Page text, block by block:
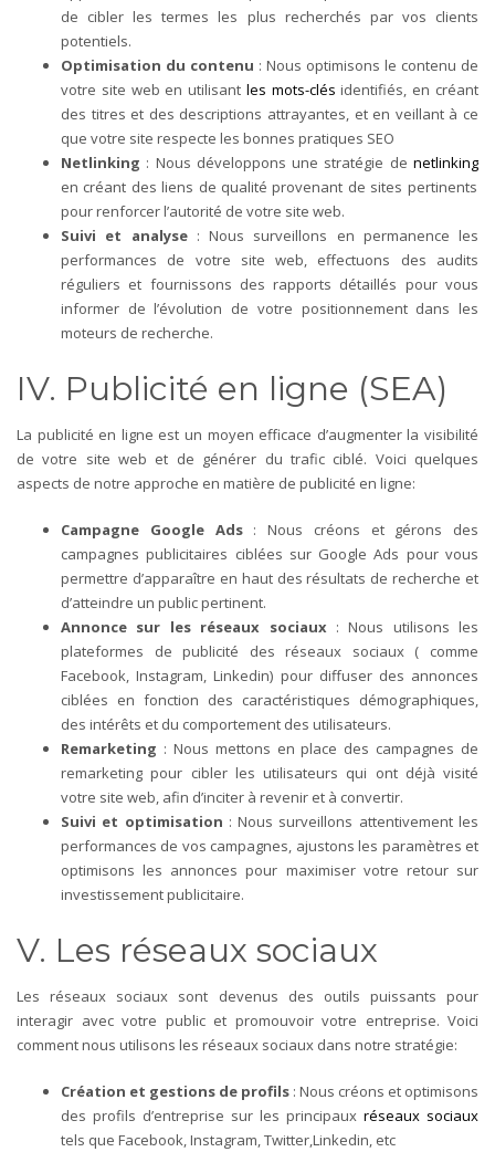
de cibler les termes les plus recherchés par vos clients
potentiels.
Optimisation du contenu : Nous optimisons le contenu de
votre site web en utilisant les mots-clés identifiés, en créant
des titres et des descriptions attrayantes, et en veillant à ce
que votre site respecte les bonnes pratiques SEO
Netlinking : Nous développons une stratégie de netlinking
en créant des liens de qualité provenant de sites pertinents
pour renforcer l’autorité de votre site web.
Suivi et analyse : Nous surveillons en permanence les
performances de votre site web, effectuons des audits
réguliers et fournissons des rapports détaillés pour vous
informer de l’évolution de votre positionnement dans les
moteurs de recherche.
IV. Publicité en ligne (SEA)
La publicité en ligne est un moyen efficace d’augmenter la visibilité
de votre site web et de générer du trafic ciblé. Voici quelques
aspects de notre approche en matière de publicité en ligne:
Campagne Google Ads : Nous créons et gérons des
campagnes publicitaires ciblées sur Google Ads pour vous
permettre d’apparaître en haut des résultats de recherche et
d’atteindre un public pertinent.
Annonce sur les réseaux sociaux : Nous utilisons les
plateformes de publicité des réseaux sociaux ( comme
Facebook, Instagram, Linkedin) pour diffuser des annonces
ciblées en fonction des caractéristiques démographiques,
des intérêts et du comportement des utilisateurs.
Remarketing : Nous mettons en place des campagnes de
remarketing pour cibler les utilisateurs qui ont déjà visité
votre site web, afin d’inciter à revenir et à convertir.
Suivi et optimisation : Nous surveillons attentivement les
performances de vos campagnes, ajustons les paramètres et
optimisons les annonces pour maximiser votre retour sur
investissement publicitaire.
V. Les réseaux sociaux
Les réseaux sociaux sont devenus des outils puissants pour
interagir avec votre public et promouvoir votre entreprise. Voici
comment nous utilisons les réseaux sociaux dans notre stratégie:
Création et gestions de profils : Nous créons et optimisons
des profils d’entreprise sur les principaux réseaux sociaux
tels que Facebook, Instagram, Twitter,Linkedin, etc